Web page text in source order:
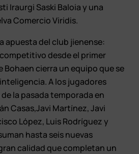
Iraurgi Saski Baloia y una
Comercio Viridis.
apuesta del club jienense:
desde el primer
Bohaen cierra un equipo que se
A los jugadores
la pasada temporada en
Casas,Javi Martínez, Javi
López, Luis Rodríguez y
hasta seis nuevas
calidad que completan un